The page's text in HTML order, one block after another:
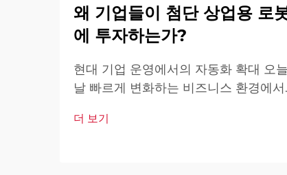
왜 기업들이 첨단 상업용 로
에 투자하는가?
현대 기업 운영에서의 자동화 확대 오늘
날 빠르게 변화하는 비즈니스 환경에서
심 요소가 되고 있습니다. 이러한 고도로
더 보기